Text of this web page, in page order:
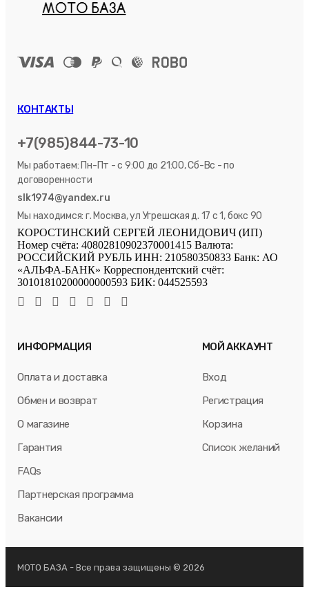
КОНТАКТЫ
+7(985)844-73-10
Мы работаем: Пн-Пт - с 9:00 до 21:00, Сб-Вс - по
договоренности
slk1974@yandex.ru
Мы находимся: г. Москва, ул Угрешская д. 17 с 1, бокс 90
КОРОСТИНСКИЙ СЕРГЕЙ ЛЕОНИДОВИЧ (ИП)
Номер счёта: 40802810902370001415 Валюта:
РОССИЙСКИЙ РУБЛЬ ИНН: 210580350833 Банк: АО
«АЛЬФА-БАНК» Корреспондентский счёт:
30101810200000000593 БИК: 044525593
ИНФОРМАЦИЯ
Оплата и доставка
Обмен и возврат
О магазине
Гарантия
FAQs
Партнерская программа
Вакансии
МОЙ АККАУНТ
Вход
Регистрация
Корзина
Список желаний
МОТО БАЗА - Все права защищены © 2026